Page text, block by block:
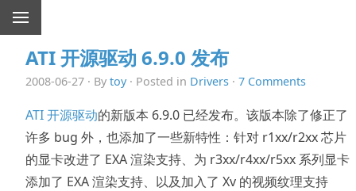
ATI 开源驱动 6.9.0 发布
2008-06-27 · By toy· Posted in Drivers · 7 Comments
ATI 开源驱动的新版本 6.9.0 已经发布。该版本除了修正了
许多 bug 外，也添加了一些新特性：针对 r1xx/r2xx 芯片
的显卡改进了 EXA 渲染支持、为 r3xx/r4xx/r5xx 系列显卡
添加了 EXA 渲染支持、以及加入了 Xv 的视频纹理支持